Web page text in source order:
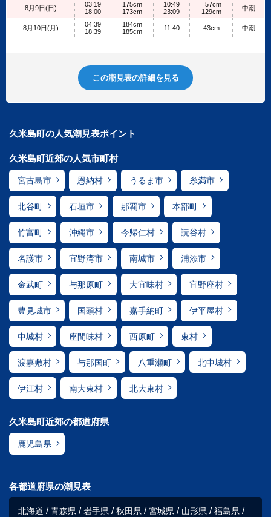
8月9日(日)
03:19
18:00
175cm
173cm
10:49
23:09
57cm
129cm
中潮
8月10日(月)
04:39
18:39
184cm
185cm
11:40 43cm 中潮
この潮見表の詳細を見る
久米島町の人気潮見表ポイント
久米島町近郊の人気市町村
宮古島市 恩納村 うるま市 糸満市
北谷町 石垣市 那覇市 本部町
竹富町 沖縄市 今帰仁村 読谷村
名護市 宜野湾市 南城市 浦添市
金武町 与那原町 大宜味村 宜野座村
豊見城市 国頭村 嘉手納町 伊平屋村
中城村 座間味村 西原町 東村
渡嘉敷村 与那国町 八重瀬町 北中城村
伊江村 南大東村 北大東村
久米島町近郊の都道府県
鹿児島県
各都道府県の潮見表
北海道 青森県 岩手県 秋田県 宮城県 山形県
福島県